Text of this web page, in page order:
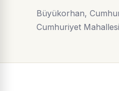
Büyükorhan,
Cumhuriyet